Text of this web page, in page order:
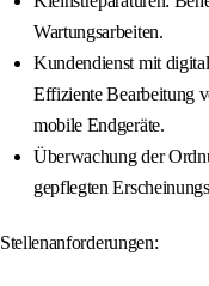
Wartungsarbeiten.
Kundendienst mit
Effiziente Bearbeitung
mobile Endgeräte.
Überwachung der
gepflegten
Stellenanforderungen: